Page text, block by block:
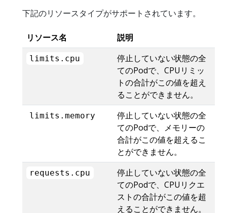
下記のリソースタイプがサポートされています。
リソース名 説明
limits.cpu
停止していない状態の全
てのPodで、CPUリミッ
トの合計がこの値を超え
ることができません。
limits.memory
停止していない状態の全
てのPodで、メモリーの
合計がこの値を超えるこ
とができません。
requests.cpu
停止していない状態の全
てのPodで、CPUリクエ
ストの合計がこの値を超
えることができません。